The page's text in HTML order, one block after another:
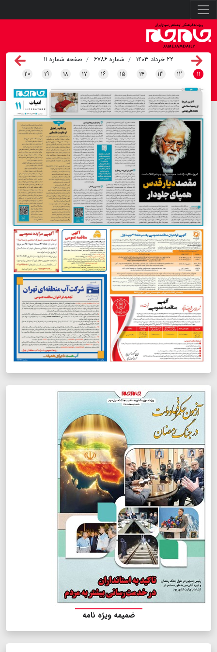
۲۲ خرداد ۱۴۰۳ شماره ۶۷۸۶
صفحه شماره ۱۱
۱۱ ۱۲ ۱۳ ۱۴ ۱۵ ۱۶ ۱۷ ۱۸ ۱۹ ۲۰
ضمیمه ویژه نامه